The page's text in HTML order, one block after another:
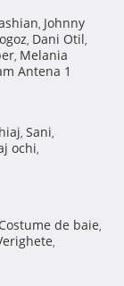
, Johnny
, Dani Otil,
, Melania
Antena 1
, Sani,
ochi,
Costume de baie,
,